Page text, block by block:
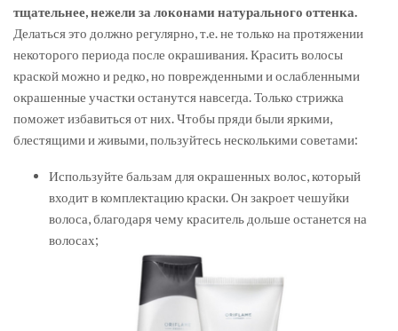
тщательнее, нежели за локонами натурального оттенка.
Делаться это должно регулярно, т.е. не только на протяжении
некоторого периода после окрашивания. Красить волосы
краской можно и редко, но поврежденными и ослабленными
окрашенные участки останутся навсегда. Только стрижка
поможет избавиться от них. Чтобы пряди были яркими,
блестящими и живыми, пользуйтесь несколькими советами:
Используйте бальзам для окрашенных волос, который
входит в комплектацию краски. Он закроет чешуйки
волоса, благодаря чему краситель дольше останется на
волосах;